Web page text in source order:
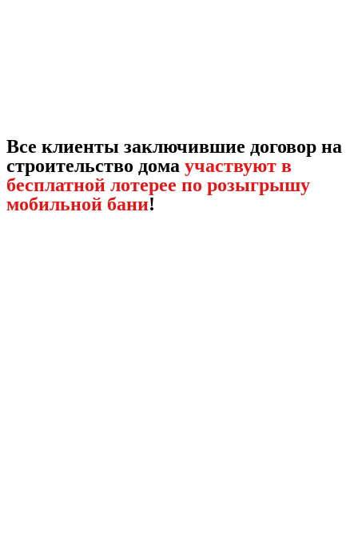
Все клиенты заключившие договор на
строительство дома участвуют в
бесплатной лотерее по розыгрышу
мобильной бани!